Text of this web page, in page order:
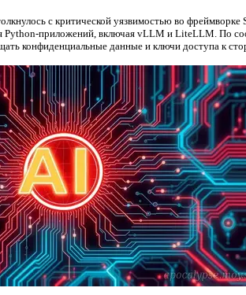
с критической уязвимостью во
Python-приложений, включая vLLM и LiteLLM. По
конфиденциальные данные и ключи доступа к